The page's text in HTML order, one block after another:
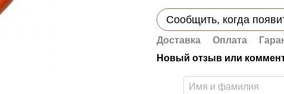
Сообщить, когда
Доставка Оплата
Новый отзыв или